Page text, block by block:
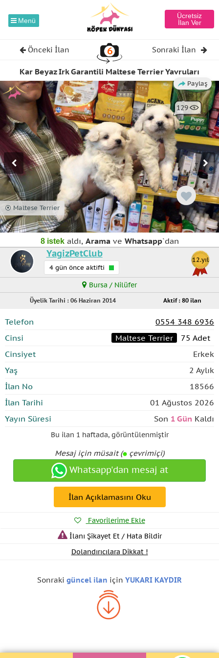
Menü
Ücretsiz
İlan Ver
Önceki İlan 6 Sonraki İlan
Kar Beyaz Irk Garantili Maltese Terrier Yavruları
Paylaş
129
⦿ Maltese Terrier
8 istekaldı, Aramave Whatsapp`dan
12.yıl
YagizPetClub
4 gün önce aktifti
Bursa / Nilüfer
Üyelik Tarihi : 06 Haziran 2014 Aktif : 80 ilan
Telefon
0554 348 6936
Cinsi
Maltese Terrier
75 Adet
Cinsiyet
Erkek
Yaş
2 Aylık
İlan No
18566
İlan Tarihi
01 Ağustos 2026
Yayın Süresi
Son 1 Gün Kaldı
Bu ilan 1 haftada, görüntülenmiştir
Mesaj için müsait ( çevrimiçi)
Whatsapp'dan mesaj at
İlan Açıklamasını Oku
Favorilerime Ekle
İlanı Şikayet Et / Hata Bildir
Dolandırıcılara Dikkat !
Sonraki güncel ilan için YUKARI KAYDIR